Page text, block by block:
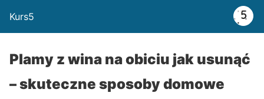
Kurs5
Plamy z wina na obiciu jak usunąć
– skuteczne sposoby domowe